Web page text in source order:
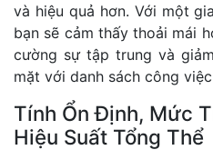
và hiệu quả hơn. Với một
bạn sẽ cảm thấy thoải mái
cường sự tập trung và
mặt với danh sách công
Tính Ổn Định, Mức
Hiệu Suất Tổng Thể